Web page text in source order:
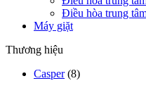
Điều hòa trung
Máy giặt
Thương hiệu
Casper (8)